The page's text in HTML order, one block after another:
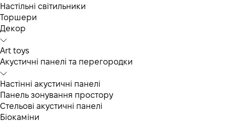
Настільні світильники
Торшери
Декор
Art toys
Акустичні панелі та перегородки
Настінні акустичні панелі
Панель зонування простору
Стельові акустичні панелі
Біокаміни